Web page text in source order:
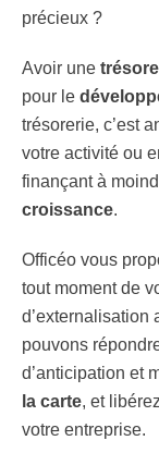
précieux ?
Avoir une
pour le
trésorerie, c’est
votre activité ou
finançant à
croissance.
Officéo vous
tout moment de
d’externalisation
pouvons
d’anticipation et
la carte, et
votre entreprise.